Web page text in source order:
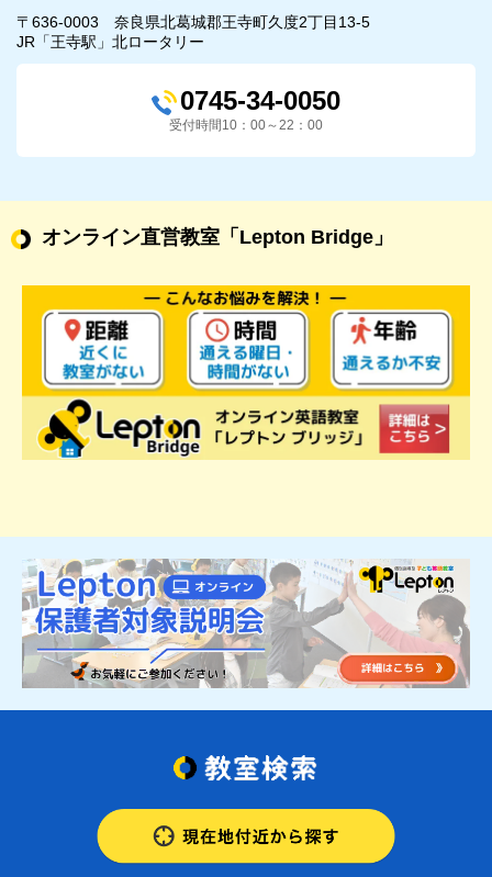
〒636-0003 奈良県北葛城郡王寺町久度2丁目13-5
JR「王寺駅」北ロータリー
0745-34-0050
受付時間10：00～22：00
オンライン直営教室 「Lepton Bridge」